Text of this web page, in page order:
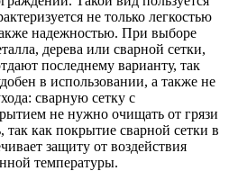
не только легкостью
надежностью. При выборе
дерева или сварной сетки,
последнему варианту, так
в использовании, а также не
сварную сетку с
не нужно очищать от грязи
как покрытие сварной сетки в
защиту от воздействия
температуры.